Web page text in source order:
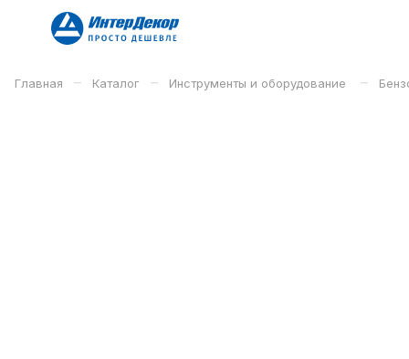
Главная – Каталог – Инструменты и оборудование –